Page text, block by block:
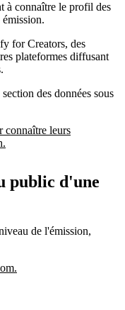
à connaître le profil des
for Creators, des
plateformes diffusant
des données sous
connaître leurs
public d'une
de l'émission,